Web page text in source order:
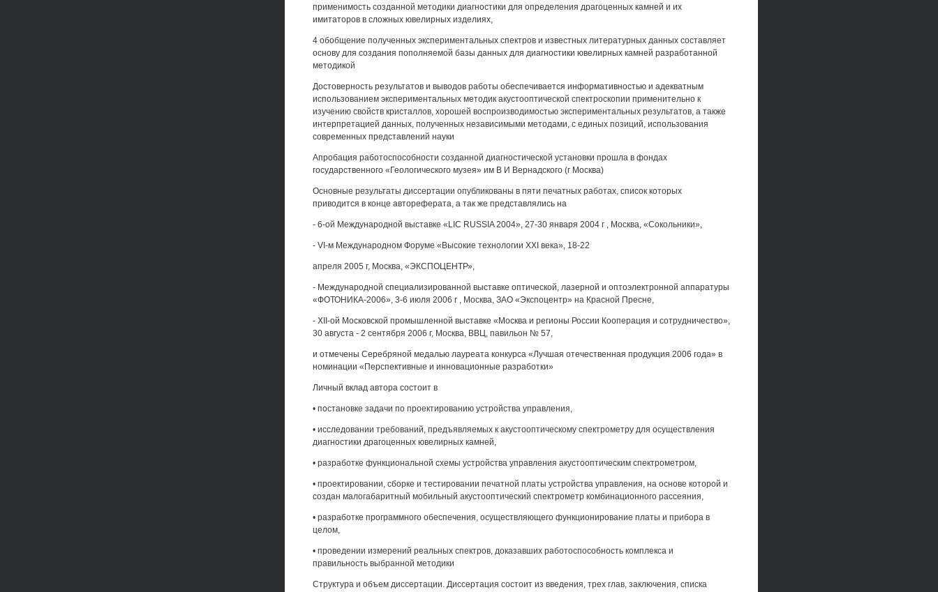
применимость созданной методики диагностики для определения драгоценных камней и их
имитаторов в сложных ювелирных изделиях,
4 обобщение полученных экспериментальных спектров и известных литературных данных составляет
основу для создания пополняемой базы данных для диагностики ювелирных камней разработанной
методикой
Достоверность результатов и выводов работы обеспечивается информативностью и адекватным
использованием экспериментальных методик акустооптической спектроскопии применительно к
изучению свойств кристаллов, хорошей воспроизводимостью экспериментальных результатов, а также
интерпретацией данных, полученных независимыми методами, с единых позиций, использования
современных представлений науки
Апробация работоспособности созданной диагностической установки прошла в фондах
государственного «Геологического музея» им В И Вернадского (г Москва)
Основные результаты диссертации опубликованы в пяти печатных работах, список которых
приводится в конце автореферата, а так же представлялись на
- 6-ой Международной выставке «LIC RUSSIA 2004», 27-30 января 2004 г , Москва, «Сокольники»,
- VI-м Международном Форуме «Высокие технологии XXI века», 18-22
апреля 2005 г, Москва, «ЭКСПОЦЕНТР»,
- Международной специализированной выставке оптической, лазерной и оптоэлектронной аппаратуры
«ФОТОНИКА-2006», 3-6 июля 2006 г , Москва, ЗАО «Экспоцентр» на Красной Пресне,
- XII-ой Московской промышленной выставке «Москва и регионы России Кооперация и сотрудничество»,
30 августа - 2 сентября 2006 г, Москва, ВВЦ, павильон № 57,
и отмечены Серебряной медалью лауреата конкурса «Лучшая отечественная продукция 2006 года» в
номинации «Перспективные и инновационные разработки»
Личный вклад автора состоит в
• постановке задачи по проектированию устройства управления,
• исследовании требований, предъявляемых к акустооптическому спектрометру для осуществления
диагностики драгоценных ювелирных камней,
• разработке функциональной схемы устройства управления акустооптическим спектрометром,
• проектировании, сборке и тестировании печатной платы устройства управления, на основе которой и
создан малогабаритный мобильный акустооптический спектрометр комбинационного рассеяния,
• разработке программного обеспечения, осуществляющего функционирование платы и прибора в
целом,
• проведении измерений реальных спектров, доказавших работоспособность комплекса и
правильность выбранной методики
Структура и объем диссертации. Диссертация состоит из введения, трех глав, заключения, списка